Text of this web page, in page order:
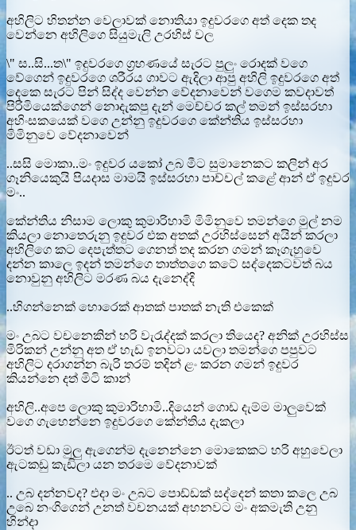
අහිලිට හිතන්න වෙලාවක් නොතියා ඉදුවරගෙ අත් දෙක තද
වෙන්නෙ අහිලිගෙ සියුමැලි උරහිස් වල
\" ස..සි...ත\" ඉදුවරගෙ ග්‍රහණයේ සැරට පුලුං රොදක් වගෙ
වේගෙන් ඉදුවරගෙ ශරීරය ගාවට ඇදිලා ආපු අහිලි ඉදුවරගෙ අත්
දෙකෙ සැරට පින් සිද්ද වෙන්න වේදනාවෙන් වගෙම කවදාවත්
පිරිමියෙක්ගෙන් නොදැකපු දැන් මෙච්චර කල් තමන් ඉස්සරහා
අහිංසකයෙක් වගෙ උන්නු ඉදුවරගෙ කේන්තිය ඉස්සරහා
මිමිනුවෙ වේදනාවෙන්
..සසි මොකා..මං ඉදුවර යකෝ උබ මීට සුමානෙකට කලින් අර
ගෑනියෙකුයි පියදාස මාමයි ඉස්සරහා පාච්චල් කළේ ආන් ඒ ඉදුවර
මං..
කේන්තිය නිසාම ලොකු කුමාරිහාමි මිමිනුවෙ තමන්ගෙ මුල් නම
කියලා නොතෙරුනු ඉදුවර එක අතක් උරහිස්සෙන් අයින් කරලා
අහිලිගෙ කට දෙපැත්තට ගෙනත් තද කරන ගමන් කෑගැහුවෙ
දන්න කාලෙ ඉදන් තමන්ගෙ තාත්තගෙ කටේ සද්දෙකටවත් බය
නොවුනු අහිලිට මරණ බය දැනෙද්දි
..හිගන්නෙක් හොරෙක් ආතක් පාතක් නැති එකෙක්
මං උබට වචනෙකින් හරි වැරැද්දක් කරලා තියෙද? අනික් උරහිස්ස
මිරිකන් උන්නු අත ඒ හැඩ ඉනවටා යවලා තමන්ගෙ පපුවට
අහිලිට දරාගන්න බැරි තරම් තදින් ළං කරන ගමන් ඉදුවර
කියන්නෙ දත් මිටි කාන්
අහිලි..අපෙ ලොකු කුමාරිහාමි..දියෙන් ගොඩ දැම්ම මාලුවෙක්
වගෙ ගැහෙන්නෙ ඉදුවරගෙ කේන්තිය දැකලා
ඊටත් වඩා මුලු ඇගෙන්ම දැනෙන්නෙ මොකෙකට හරි අහුවෙලා
ඇටකඩු කැඩිලා යන තරමෙ වේදනාවක්
.. උබ දන්නවද? එදා මං උබට පොඩ්ඩක් සද්දෙන් කතා කලෙ උබ
උබෙ නංගිගෙන් උනත් වචනයක් අහනවට මං අකමැති උනු
හින්දා